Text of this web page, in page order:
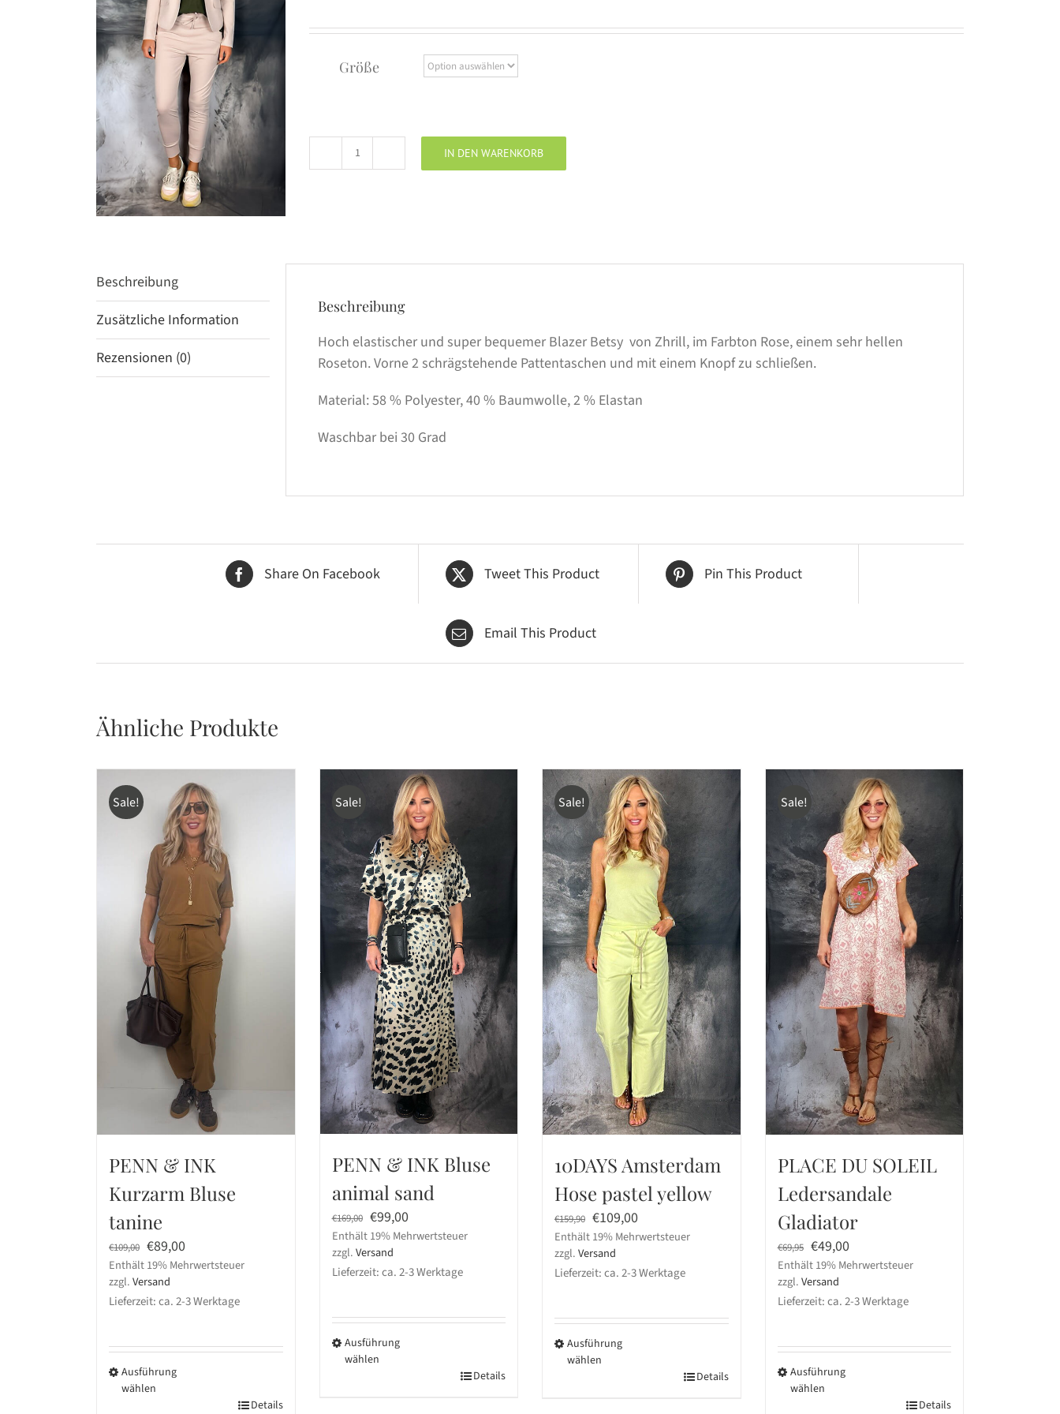
Größe
Zhrill
Menge
IN DEN WARENKORB
Beschreibung
Zusätzliche Information
Rezensionen (0)
Beschreibung
Hoch elastischer und super bequemer Blazer Betsy von Zhrill, im Farbton Rose, einem sehr hellen
Roseton. Vorne 2 schrägstehende Pattentaschen und mit einem Knopf zu schließen.
Material: 58 % Polyester, 40 % Baumwolle, 2 % Elastan
Waschbar bei 30 Grad
Share On Facebook Tweet This Product Pin This Product
Email This Product
Ähnliche Produkte
Sale!
PENN & INK
Kurzarm Bluse
tanine
€109,00 Ursprünglicher
Preis
war:
€109,00
€89,00Aktueller
Preis
€89,00.
Enthält 19% Mehrwertsteuer
zzgl.Versand
Lieferzeit: ca. 2-3 Werktage
Ausführung
wählen
Details
Sale!
PENN & INK Bluse
animal sand
€169,00 Ursprünglicher
Preis
war:
€169,00
€99,00Aktueller
Preis
€99,00.
Enthält 19% Mehrwertsteuer
zzgl.Versand
Lieferzeit: ca. 2-3 Werktage
Ausführung
wählen
Details
Sale!
10DAYS Amsterdam
Hose pastel yellow
€159,90 Ursprünglicher
Preis
war:
€159,90
€109,00Aktueller
Preis
€109,00.
Enthält 19% Mehrwertsteuer
zzgl.Versand
Lieferzeit: ca. 2-3 Werktage
Ausführung
wählen
Details
Sale!
PLACE DU SOLEIL
Ledersandale
Gladiator
€69,95 Ursprünglicher
Preis
war:
€69,95
€49,00Aktueller
Preis
€49,00.
Enthält 19% Mehrwertsteuer
zzgl.Versand
Lieferzeit: ca. 2-3 Werktage
Ausführung
wählen
Details